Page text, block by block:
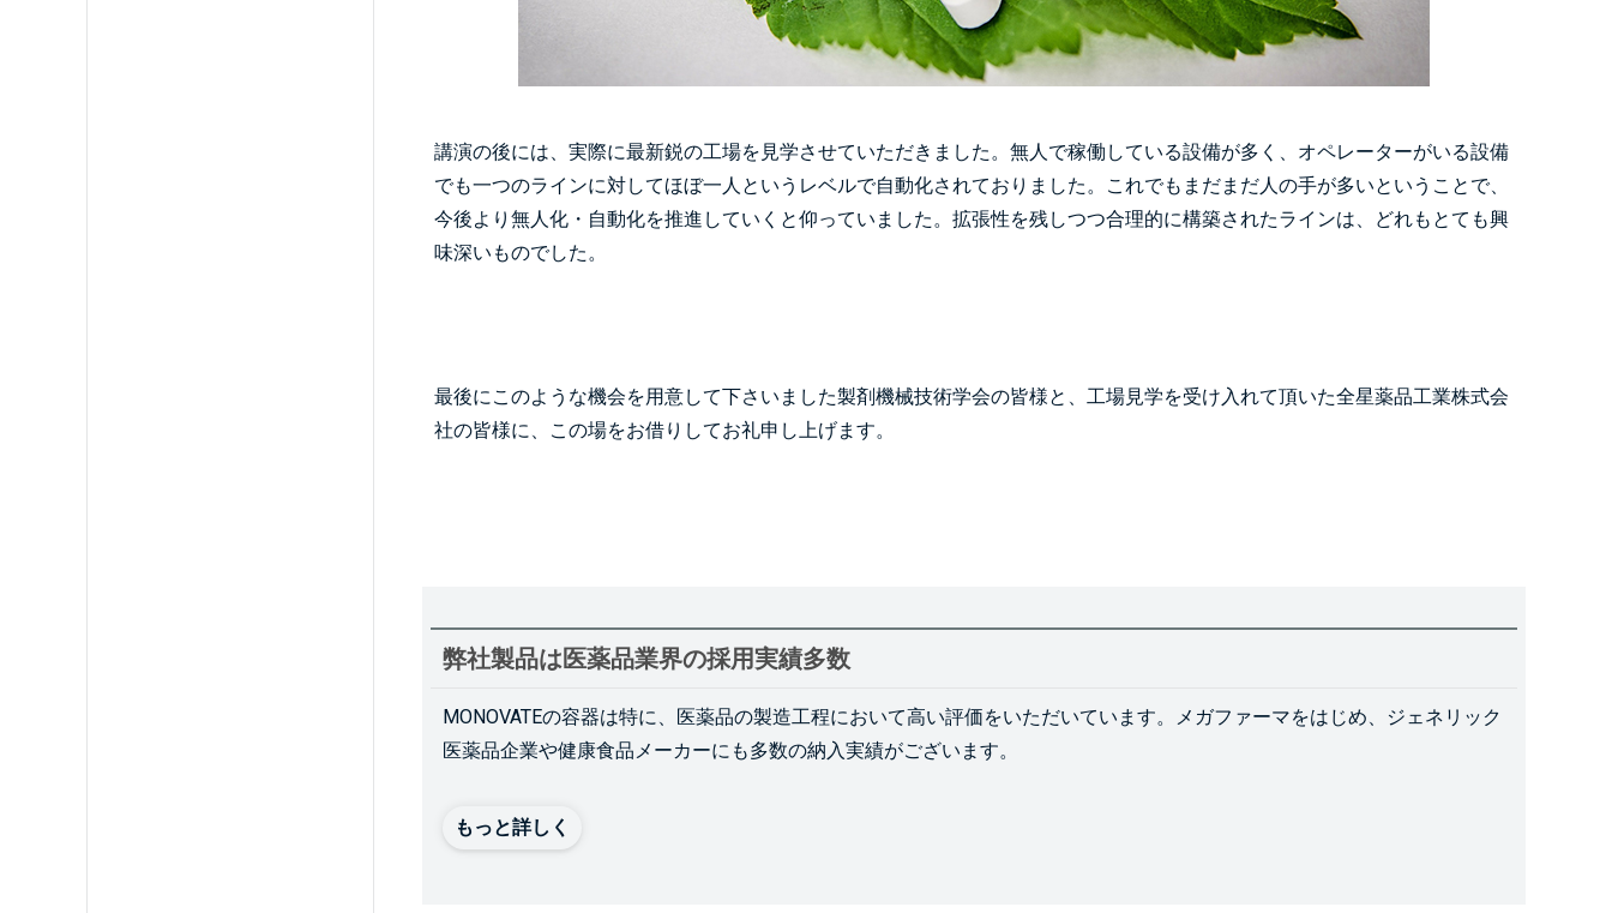
講演の後には、実際に最新鋭の工場を見学させていただきました。無人で稼働している設備が多く、オペレーターがいる設備
でも一つのラインに対してほぼ一人というレベルで自動化されておりました。これでもまだまだ人の手が多いということで、
今後より無人化・自動化を推進していくと仰っていました。拡張性を残しつつ合理的に構築されたラインは、どれもとても興
味深いものでした。
最後にこのような機会を用意して下さいました製剤機械技術学会の皆様と、工場見学を受け入れて頂いた全星薬品工業株式会
社の皆様に、この場をお借りしてお礼申し上げます。
弊社製品は医薬品業界の採用実績多数
MONOVATEの容器は特に、医薬品の製造工程において高い評価をいただいています。メガファーマをはじめ、ジェネリック
医薬品企業や健康食品メーカーにも多数の納入実績がございます。
もっと詳しく